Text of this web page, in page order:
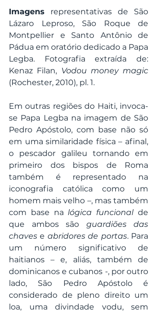
Imagens representativas de São
Lázaro Leproso, São Roque de
Montpellier e Santo Antônio de
Pádua em oratório dedicado a Papa
Legba. Fotografia extraída de:
Kenaz Filan, Vodou money magic
(Rochester, 2010), pl. 1.
Em outras regiões do Haiti, invoca-
se Papa Legba na imagem de São
Pedro Apóstolo, com base não só
em uma similaridade física – afinal,
o pescador galileu tornando em
primeiro dos bispos de Roma
também é representado na
iconografia católica como um
homem mais velho –, mas também
com base na lógica funcional de
que ambos são guardiões das
chaves e abridores de portas. Para
um número significativo de
haitianos – e, aliás, também de
dominicanos e cubanos -, por outro
lado, São Pedro Apóstolo é
considerado de pleno direito um
loa, uma divindade vodu, sem